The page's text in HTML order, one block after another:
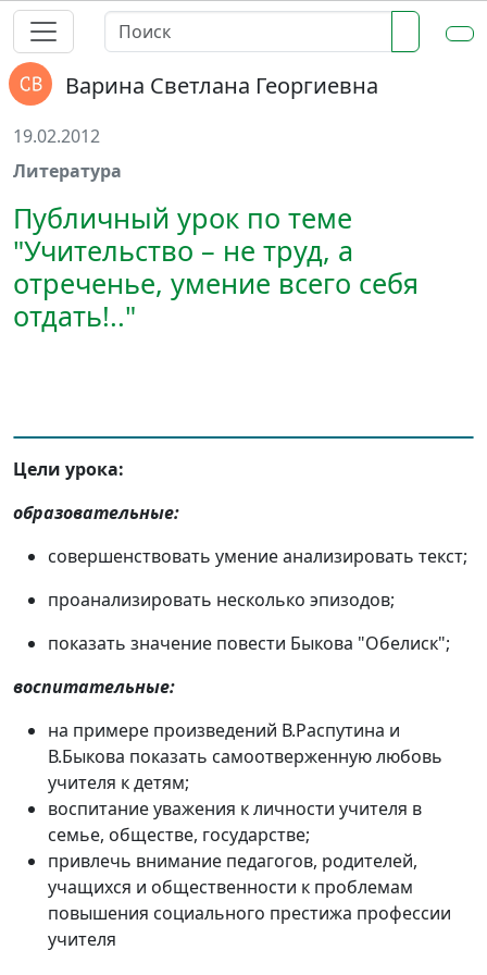
Варина Светлана Георгиевна
19.02.2012
Литература
Публичный урок по теме
"Учительство – не труд, а
отреченье, умение всего себя
отдать!.."
Цели урока:
образовательные:
совершенствовать умение анализировать текст;
проанализировать несколько эпизодов;
показать значение повести Быкова "Обелиск";
воспитательные:
на примере произведений В.Распутина и
В.Быкова показать самоотверженную любовь
учителя к детям;
воспитание уважения к личности учителя в
семье, обществе, государстве;
привлечь внимание педагогов, родителей,
учащихся и общественности к проблемам
повышения социального престижа профессии
учителя